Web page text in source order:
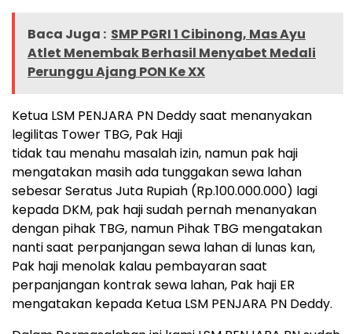
Baca Juga : SMP PGRI 1 Cibinong, Mas Ayu
Atlet Menembak Berhasil Menyabet Medali
Perunggu Ajang PON Ke XX
Ketua LSM PENJARA PN Deddy saat menanyakan
legilitas Tower TBG, Pak Haji
tidak tau menahu masalah izin, namun pak haji
mengatakan masih ada tunggakan sewa lahan
sebesar Seratus Juta Rupiah (Rp.100.000.000) lagi
kepada DKM, pak haji sudah pernah menanyakan
dengan pihak TBG, namun Pihak TBG mengatakan
nanti saat perpanjangan sewa lahan di lunas kan,
Pak haji menolak kalau pembayaran saat
perpanjangan kontrak sewa lahan, Pak haji ER
mengatakan kepada Ketua LSM PENJARA PN Deddy.